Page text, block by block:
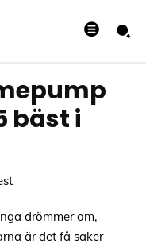
bäst i
drömmer om,
är det få saker